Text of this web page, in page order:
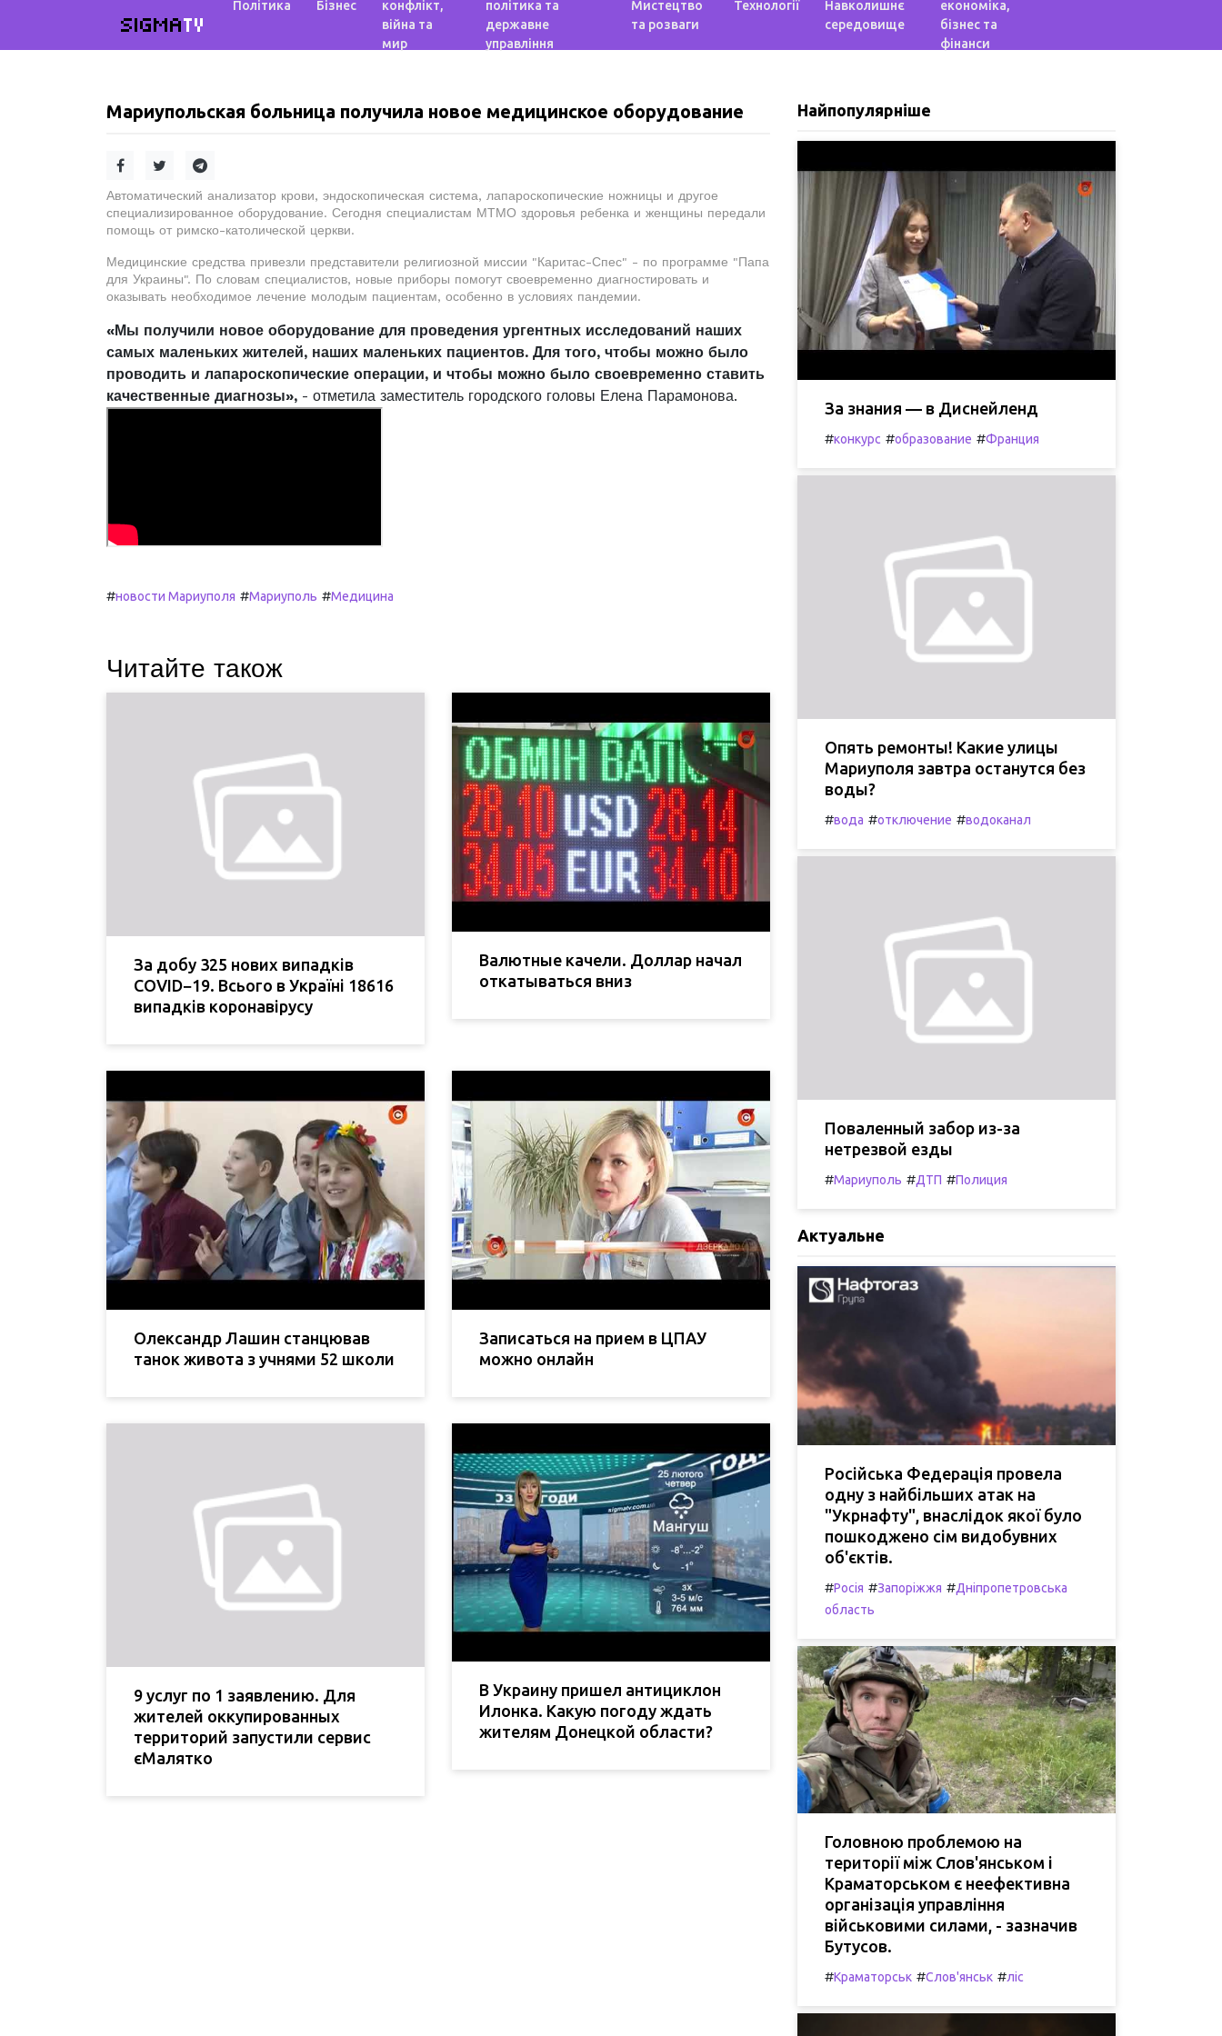
SIGMATV
Політика Бізнес
конфлікт,
війна та
мир
політика та
державне
управління
Мистецтво
та розваги
Технології
Навколишнє
середовище
економіка,
бізнес та
фінанси
Мариупольская больница получила новое медицинское оборудование
Автоматический анализатор крови, эндоскопическая система, лапароскопические ножницы и другое
специализированное оборудование. Сегодня специалистам МТМО здоровья ребенка и женщины передали
помощь от римско-католической церкви.
Медицинские средства привезли представители религиозной миссии "Каритас-Спес" - по программе "Папа
для Украины". По словам специалистов, новые приборы помогут своевременно диагностировать и
оказывать необходимое лечение молодым пациентам, особенно в условиях пандемии.
«Мы получили новое оборудование для проведения ургентных исследований наших
самых маленьких жителей, наших маленьких пациентов. Для того, чтобы можно было
проводить и лапароскопические операции, и чтобы можно было своевременно ставить
качественные диагнозы», - отметила заместитель городского головы Елена Парамонова.
#новости Мариуполя #Мариуполь #Медицина
Читайте також
За добу 325 нових випадків
COVID−19. Всього в Україні 18616
випадків коронавірусу
Валютные качели. Доллар начал
откатываться вниз
Олександр Лашин станцював
танок живота з учнями 52 школи
Записаться на прием в ЦПАУ
можно онлайн
9 услуг по 1 заявлению. Для
жителей оккупированных
территорий запустили сервис
єМалятко
В Украину пришел антициклон
Илонка. Какую погоду ждать
жителям Донецкой области?
Найпопулярніше
За знания — в Диснейленд
#конкурс #образование #Франция
Опять ремонты! Какие улицы
Мариуполя завтра останутся без
воды?
#вода #отключение #водоканал
Поваленный забор из-за
нетрезвой езды
#Мариуполь #ДТП #Полиция
Актуальне
Російська Федерація провела
одну з найбільших атак на
"Укрнафту", внаслідок якої було
пошкоджено сім видобувних
об'єктів.
#Росія #Запоріжжя #Дніпропетровська
область
Головною проблемою на
території між Слов'янськом і
Краматорськом є неефективна
організація управління
військовими силами, - зазначив
Бутусов.
#Краматорськ #Слов'янськ #ліс